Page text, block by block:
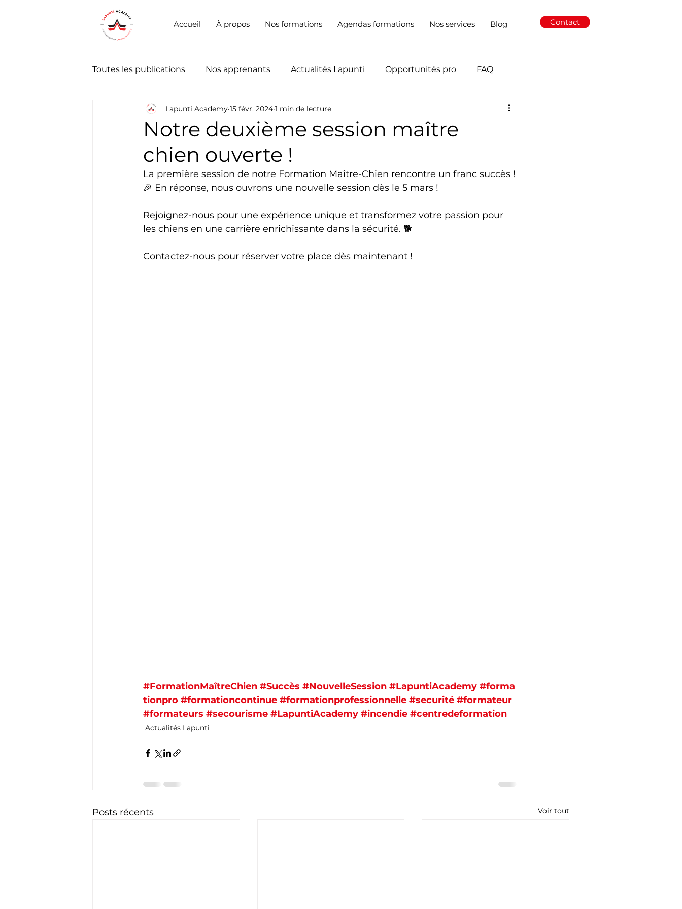
Accueil À propos Nos formations Agendas formations Nos services Blog Contact
Toutes les publications Nos apprenants Actualités Lapunti Opportunités pro FAQ
Notre deuxième session maître
chien ouverte !
Lapunti Academy 15 févr. 2024 1 min de lecture
La première session de notre Formation Maître-Chien rencontre un franc succès !
🎉 En réponse, nous ouvrons une nouvelle session dès le 5 mars !
Rejoignez-nous pour une expérience unique et transformez votre passion pour
les chiens en une carrière enrichissante dans la sécurité. 🐕
Contactez-nous pour réserver votre place dès maintenant !
#FormationMaîtreChien #Succès #NouvelleSession #LapuntiAcademy #forma
tionpro #formationcontinue #formationprofessionnelle #securité #formateur
#formateurs #secourisme #LapuntiAcademy #incendie #centredeformation
Actualités Lapunti
Posts récents Voir tout